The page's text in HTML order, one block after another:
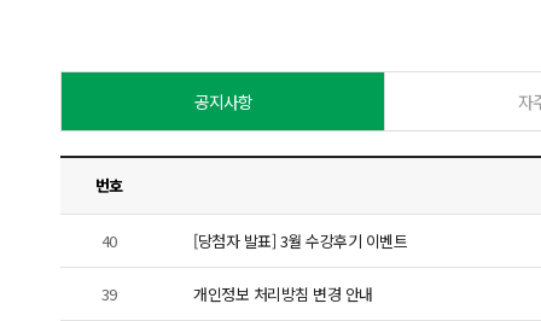
공지사항 자
번호
40 [당첨자 발표] 3월 수강후기 이벤트
39 개인정보 처리방침 변경 안내